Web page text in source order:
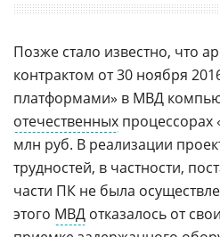
Позже стало известно, что
контрактом от 30 ноября
платформами» в МВД
отечественных процессорах
млн руб. В реализации
трудностей, в частности,
части ПК не была
этого МВД отказалось от